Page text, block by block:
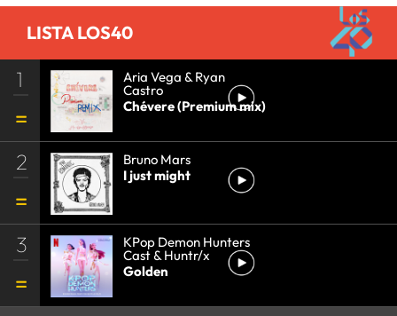
LISTA LOS40
1 Aria Vega & Ryan
Castro
Chévere (Premium mix)
2
Bruno Mars
I just might
3 KPop Demon Hunters
Cast & Huntr/x
Golden